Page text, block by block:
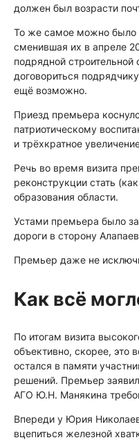
должен был возрасти
То же самое можно было
сменившая их в апреле
подрядной строительной
договориться
ещё возможно.
Приезд премьера
патриотическому
и трёхкратное
Речь во время визита
реконструкции стать
образования области.
Устами премьера было
дороги в сторону
Премьер даже не
Как всё
По итогам визита
объективно, скорее, это
остался в памяти
решений. Премьер
АГО Ю.Н. Манякина
Впереди у Юрия
вцепиться железной